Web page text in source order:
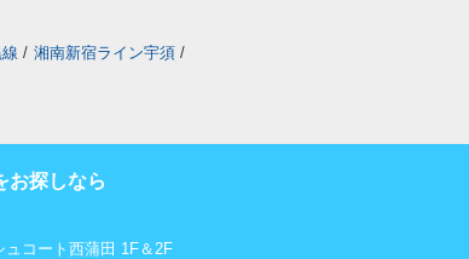
/ 湘南新宿ライン宇須 /
お探しなら
コート西蒲田 1F＆2F